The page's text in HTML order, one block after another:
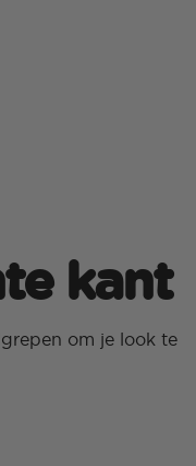
kant
om je look te